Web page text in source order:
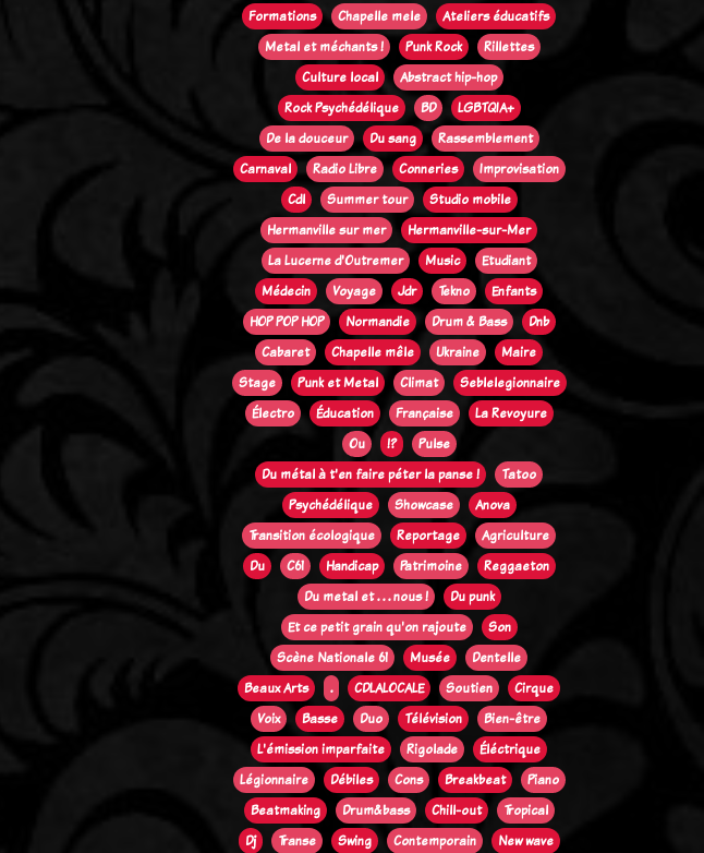
Formations
Chapelle mele
Ateliers éducatifs
Metal et méchants !
Punk Rock
Rillettes
Culture local
Abstract hip-hop
Rock Psychédélique
BD
LGBTQIA+
De la douceur
Du sang
Rassemblement
Carnaval
Radio Libre Conneries
Improvisation
Cdl
Summer tour
Studio mobile
Hermanville sur mer
Hermanville-sur-Mer
La Lucerne d'Outremer
Music
Etudiant
Médecin
Voyage Jdr Tekno
Enfants
HOP POP HOP
Normandie Drum & Bass
Dnb
Cabaret
Chapelle mêle Ukraine
Maire
Stage
Punk et Metal Climat
Seblelegionnaire
Électro
Éducation Française
La Revoyure
Ou
!?
Pulse
Du métal à t'en faire péter la panse !
Tatoo
Psychédélique
Showcase
Anova
Transition écologique
Reportage
Agriculture
Du
C61 Handicap Patrimoine
Reggaeton
Du metal et . . . nous !
Du punk
Et ce petit grain qu'on rajoute
Son
Scène Nationale 61
Musée
Dentelle
Beaux Arts
. CDLALOCALE Soutien
Cirque
Voix
Basse Duo Télévision
Bien-être
L'émission imparfaite
Rigolade
Éléctrique
Légionnaire
Débiles Cons Breakbeat
Piano
Beatmaking
Drum&bass Chill-out
Tropical
Dj
Transe Swing Contemporain
New wave